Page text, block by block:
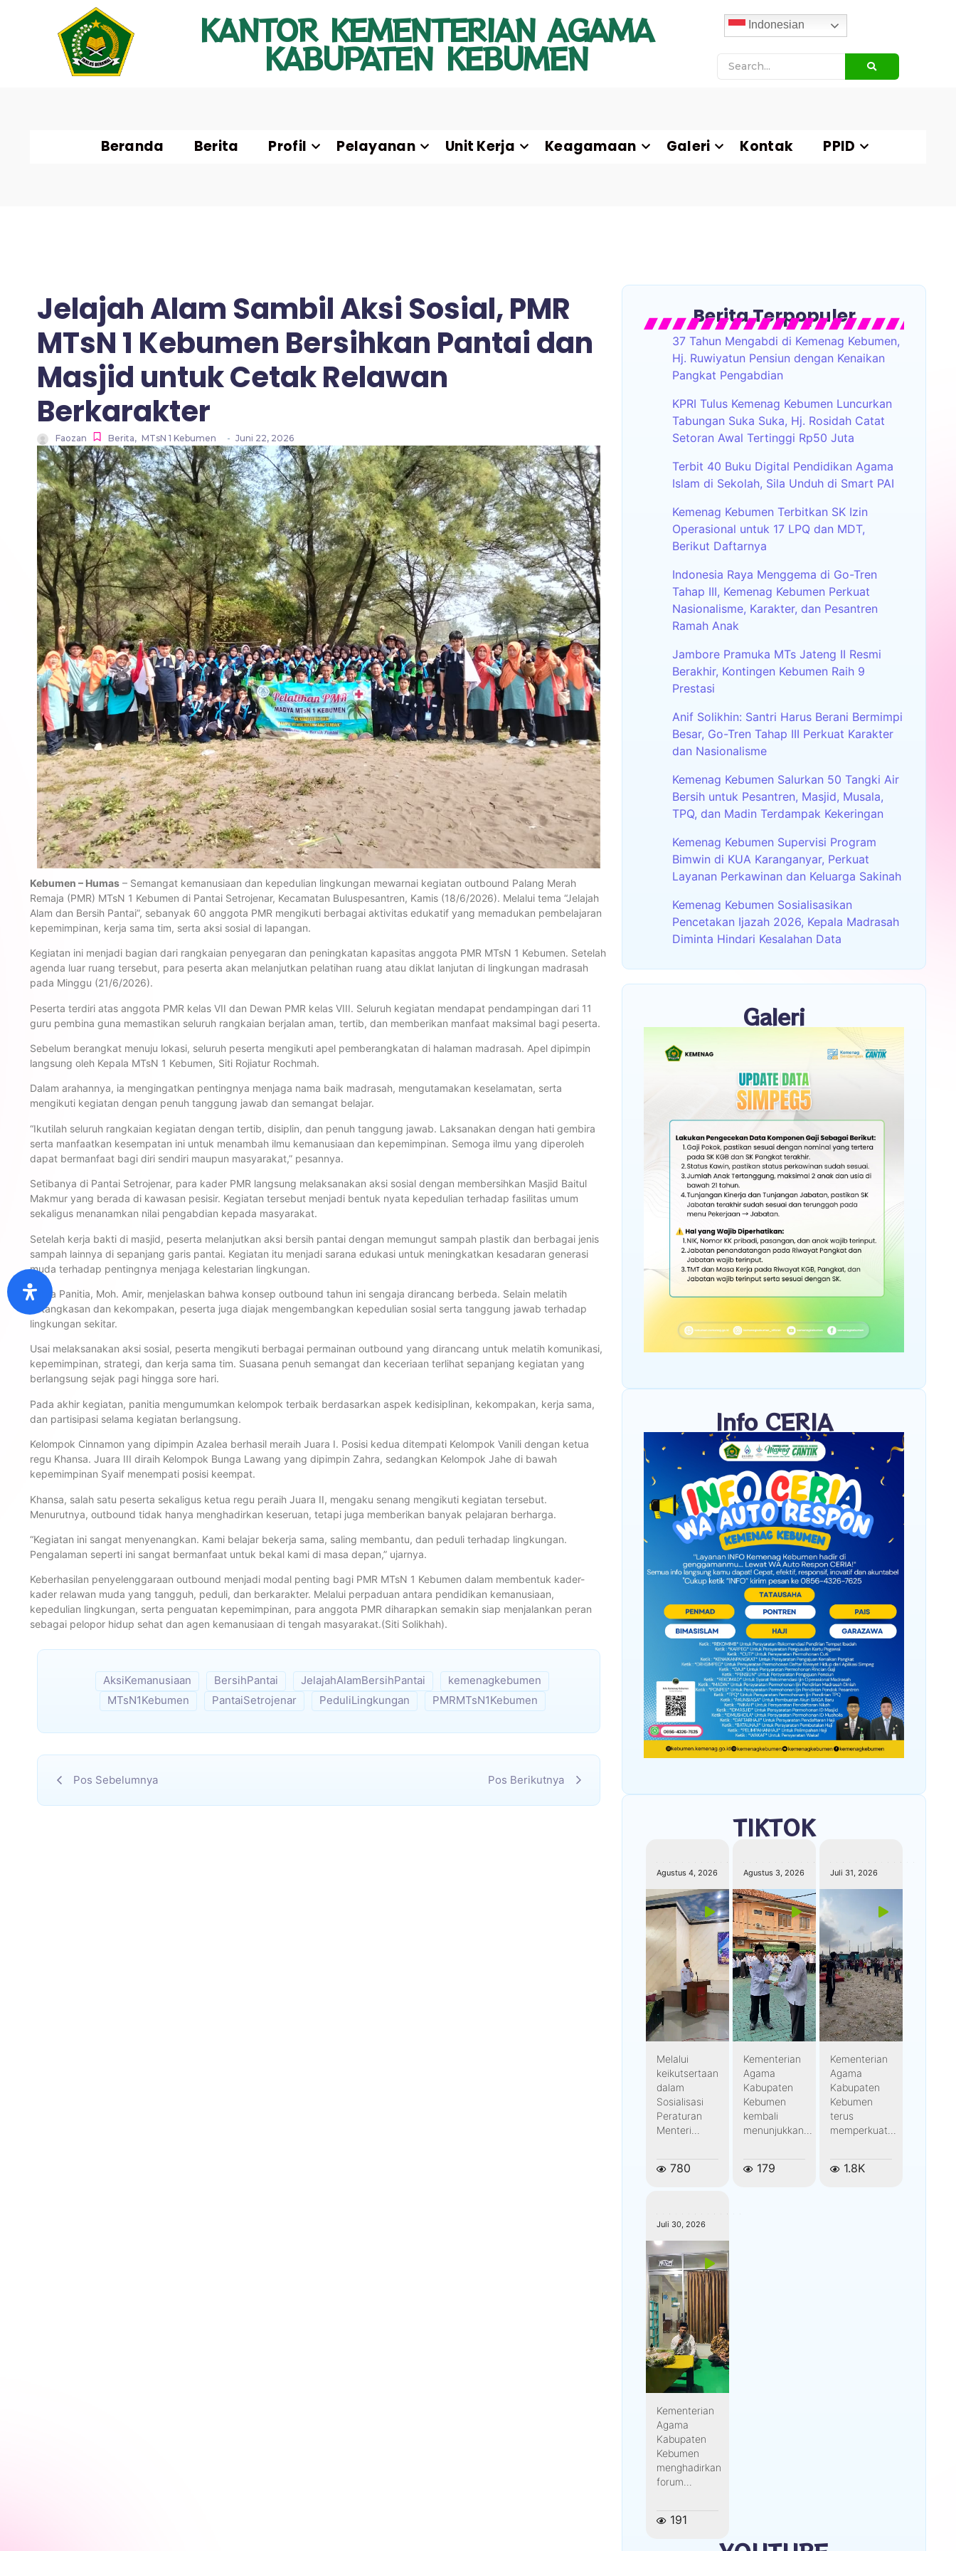
KANTOR KEMENTERIAN AGAMA
KABUPATEN KEBUMEN
Indonesian
Beranda Berita Profil Pelayanan Unit Kerja Keagamaan Galeri Kontak PPID
Jelajah Alam Sambil Aksi Sosial, PMR
MTsN 1 Kebumen Bersihkan Pantai dan
Masjid untuk Cetak Relawan
Berkarakter
Faozan Berita, MTsN 1 Kebumen - Juni 22, 2026
Kebumen – Humas – Semangat kemanusiaan dan kepedulian lingkungan mewarnai kegiatan outbound Palang Merah
Remaja (PMR) MTsN 1 Kebumen di Pantai Setrojenar, Kecamatan Buluspesantren, Kamis (18/6/2026). Melalui tema “Jelajah
Alam dan Bersih Pantai”, sebanyak 60 anggota PMR mengikuti berbagai aktivitas edukatif yang memadukan pembelajaran
kepemimpinan, kerja sama tim, serta aksi sosial di lapangan.
Kegiatan ini menjadi bagian dari rangkaian penyegaran dan peningkatan kapasitas anggota PMR MTsN 1 Kebumen. Setelah
agenda luar ruang tersebut, para peserta akan melanjutkan pelatihan ruang atau diklat lanjutan di lingkungan madrasah
pada Minggu (21/6/2026).
Peserta terdiri atas anggota PMR kelas VII dan Dewan PMR kelas VIII. Seluruh kegiatan mendapat pendampingan dari 11
guru pembina guna memastikan seluruh rangkaian berjalan aman, tertib, dan memberikan manfaat maksimal bagi peserta.
Sebelum berangkat menuju lokasi, seluruh peserta mengikuti apel pemberangkatan di halaman madrasah. Apel dipimpin
langsung oleh Kepala MTsN 1 Kebumen, Siti Rojiatur Rochmah.
Dalam arahannya, ia mengingatkan pentingnya menjaga nama baik madrasah, mengutamakan keselamatan, serta
mengikuti kegiatan dengan penuh tanggung jawab dan semangat belajar.
“Ikutilah seluruh rangkaian kegiatan dengan tertib, disiplin, dan penuh tanggung jawab. Laksanakan dengan hati gembira
serta manfaatkan kesempatan ini untuk menambah ilmu kemanusiaan dan kepemimpinan. Semoga ilmu yang diperoleh
dapat bermanfaat bagi diri sendiri maupun masyarakat,” pesannya.
Setibanya di Pantai Setrojenar, para kader PMR langsung melaksanakan aksi sosial dengan membersihkan Masjid Baitul
Makmur yang berada di kawasan pesisir. Kegiatan tersebut menjadi bentuk nyata kepedulian terhadap fasilitas umum
sekaligus menanamkan nilai pengabdian kepada masyarakat.
Setelah kerja bakti di masjid, peserta melanjutkan aksi bersih pantai dengan memungut sampah plastik dan berbagai jenis
sampah lainnya di sepanjang garis pantai. Kegiatan itu menjadi sarana edukasi untuk meningkatkan kesadaran generasi
muda terhadap pentingnya menjaga kelestarian lingkungan.
Ketua Panitia, Moh. Amir, menjelaskan bahwa konsep outbound tahun ini sengaja dirancang berbeda. Selain melatih
ketangkasan dan kekompakan, peserta juga diajak mengembangkan kepedulian sosial serta tanggung jawab terhadap
lingkungan sekitar.
Usai melaksanakan aksi sosial, peserta mengikuti berbagai permainan outbound yang dirancang untuk melatih komunikasi,
kepemimpinan, strategi, dan kerja sama tim. Suasana penuh semangat dan keceriaan terlihat sepanjang kegiatan yang
berlangsung sejak pagi hingga sore hari.
Pada akhir kegiatan, panitia mengumumkan kelompok terbaik berdasarkan aspek kedisiplinan, kekompakan, kerja sama,
dan partisipasi selama kegiatan berlangsung.
Kelompok Cinnamon yang dipimpin Azalea berhasil meraih Juara I. Posisi kedua ditempati Kelompok Vanili dengan ketua
regu Khansa. Juara III diraih Kelompok Bunga Lawang yang dipimpin Zahra, sedangkan Kelompok Jahe di bawah
kepemimpinan Syaif menempati posisi keempat.
Khansa, salah satu peserta sekaligus ketua regu peraih Juara II, mengaku senang mengikuti kegiatan tersebut.
Menurutnya, outbound tidak hanya menghadirkan keseruan, tetapi juga memberikan banyak pelajaran berharga.
“Kegiatan ini sangat menyenangkan. Kami belajar bekerja sama, saling membantu, dan peduli terhadap lingkungan.
Pengalaman seperti ini sangat bermanfaat untuk bekal kami di masa depan,” ujarnya.
Keberhasilan penyelenggaraan outbound menjadi modal penting bagi PMR MTsN 1 Kebumen dalam membentuk kader-
kader relawan muda yang tangguh, peduli, dan berkarakter. Melalui perpaduan antara pendidikan kemanusiaan,
kepedulian lingkungan, serta penguatan kepemimpinan, para anggota PMR diharapkan semakin siap menjalankan peran
sebagai pelopor hidup sehat dan agen kemanusiaan di tengah masyarakat.(Siti Solikhah).
AksiKemanusiaan BersihPantai JelajahAlamBersihPantai
kemenagkebumen
MTsN1Kebumen
PantaiSetrojenar PeduliLingkungan PMRMTsN1Kebumen
Pos Sebelumnya Pos Berikutnya
Berita Terpopuler
37 Tahun Mengabdi di Kemenag Kebumen,
Hj. Ruwiyatun Pensiun dengan Kenaikan
Pangkat Pengabdian
KPRI Tulus Kemenag Kebumen Luncurkan
Tabungan Suka Suka, Hj. Rosidah Catat
Setoran Awal Tertinggi Rp50 Juta
Terbit 40 Buku Digital Pendidikan Agama
Islam di Sekolah, Sila Unduh di Smart PAI
Kemenag Kebumen Terbitkan SK Izin
Operasional untuk 17 LPQ dan MDT,
Berikut Daftarnya
Indonesia Raya Menggema di Go-Tren
Tahap III, Kemenag Kebumen Perkuat
Nasionalisme, Karakter, dan Pesantren
Ramah Anak
Jambore Pramuka MTs Jateng II Resmi
Berakhir, Kontingen Kebumen Raih 9
Prestasi
Anif Solikhin: Santri Harus Berani Bermimpi
Besar, Go-Tren Tahap III Perkuat Karakter
dan Nasionalisme
Kemenag Kebumen Salurkan 50 Tangki Air
Bersih untuk Pesantren, Masjid, Musala,
TPQ, dan Madin Terdampak Kekeringan
Kemenag Kebumen Supervisi Program
Bimwin di KUA Karanganyar, Perkuat
Layanan Perkawinan dan Keluarga Sakinah
Kemenag Kebumen Sosialisasikan
Pencetakan Ijazah 2026, Kepala Madrasah
Diminta Hindari Kesalahan Data
Galeri
Info CERIA
TIKTOK
Agustus 4, 2026
Melalui
keikutsertaan
dalam
Sosialisasi
Peraturan
Menteri...
780
Agustus 3, 2026
Kementerian
Agama
Kabupaten
Kebumen
kembali
menunjukkan...
179
Juli 31, 2026
Kementerian
Agama
Kabupaten
Kebumen
terus
memperkuat...
1.8K
Juli 30, 2026
Kementerian
Agama
Kabupaten
Kebumen
menghadirkan
forum...
191